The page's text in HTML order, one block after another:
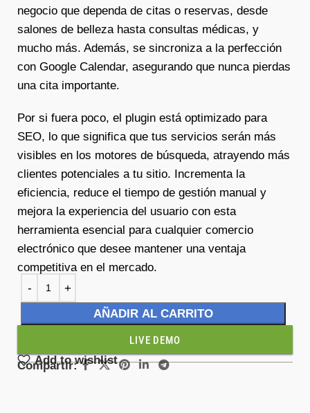
negocio que dependa de citas o reservas, desde
salones de belleza hasta consultas médicas, y
mucho más. Además, se sincroniza a la perfección
con Google Calendar, asegurando que nunca pierdas
una cita importante.
Por si fuera poco, el plugin está optimizado para
SEO, lo que significa que tus servicios serán más
visibles en los motores de búsqueda, atrayendo más
clientes potenciales a tu sitio. Incrementa la
eficiencia, reduce el tiempo de gestión manual y
mejora la experiencia del usuario con esta
herramienta esencial para cualquier comercio
electrónico que desee mantener una ventaja
competitiva en el mercado.
AÑADIR AL CARRITO
LIVE DEMO
Add to wishlist
Compartir: